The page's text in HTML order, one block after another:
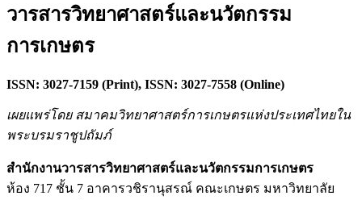
วารสารวิทยาศาสตร์และนวัตกรรม
การเกษตร
ISSN: 3027-7159 (Print), ISSN: 3027-7558 (Online)
เผยแพร่โดย สมาคมวิทยาศาสตร์การเกษตรแห่งประเทศไทยใน
พระบรมราชูปถัมภ์
สำนักงานวารสารวิทยาศาสตร์และนวัตกรรมการเกษตร
ห้อง 717 ชั้น 7 อาคารวชิรานุสรณ์ คณะเกษตร มหาวิทยาลัย